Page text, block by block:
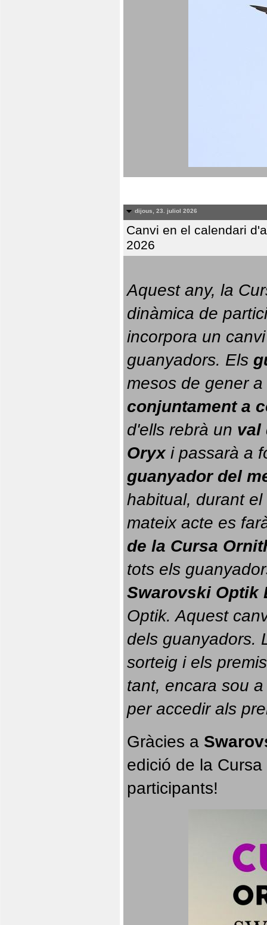
dijous, 23. juliol 2026
Canvi en el calendari
2026
Aquest any, la
dinàmica de
incorpora un
guanyadors. Els
conjuntament a
d'ells rebrà un val
Oryx i passarà a
guanyador del
habitual, durant el
mateix acte es
de la Cursa
tots els
Swarovski Optik
Optik. Aquest
dels guanyadors.
sorteig i els
tant, encara sou
per accedir als
Gràcies a
edició de la
participants!